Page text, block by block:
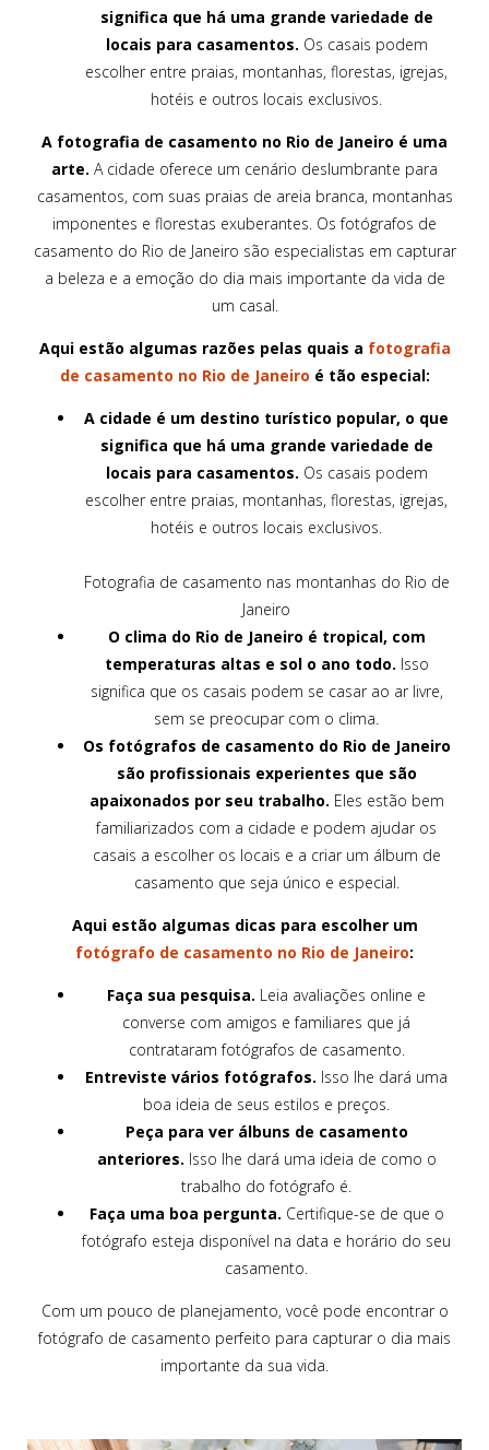
significa que há uma grande variedade de
locais para casamentos. Os casais podem
escolher entre praias, montanhas, florestas, igrejas,
hotéis e outros locais exclusivos.
A fotografia de casamento no Rio de Janeiro é uma
arte. A cidade oferece um cenário deslumbrante para
casamentos, com suas praias de areia branca, montanhas
imponentes e florestas exuberantes. Os fotógrafos de
casamento do Rio de Janeiro são especialistas em capturar
a beleza e a emoção do dia mais importante da vida de
um casal.
Aqui estão algumas razões pelas quais a fotografia
de casamento no Rio de Janeiro é tão especial:
A cidade é um destino turístico popular, o que
significa que há uma grande variedade de
locais para casamentos. Os casais podem
escolher entre praias, montanhas, florestas, igrejas,
hotéis e outros locais exclusivos.
Fotografia de casamento nas montanhas do Rio de
Janeiro
O clima do Rio de Janeiro é tropical, com
temperaturas altas e sol o ano todo. Isso
significa que os casais podem se casar ao ar livre,
sem se preocupar com o clima.
Os fotógrafos de casamento do Rio de Janeiro
são profissionais experientes que são
apaixonados por seu trabalho. Eles estão bem
familiarizados com a cidade e podem ajudar os
casais a escolher os locais e a criar um álbum de
casamento que seja único e especial.
Aqui estão algumas dicas para escolher um
fotógrafo de casamento no Rio de Janeiro:
Faça sua pesquisa. Leia avaliações online e
converse com amigos e familiares que já
contrataram fotógrafos de casamento.
Entreviste vários fotógrafos. Isso lhe dará uma
boa ideia de seus estilos e preços.
Peça para ver álbuns de casamento
anteriores. Isso lhe dará uma ideia de como o
trabalho do fotógrafo é.
Faça uma boa pergunta. Certifique-se de que o
fotógrafo esteja disponível na data e horário do seu
casamento.
Com um pouco de planejamento, você pode encontrar o
fotógrafo de casamento perfeito para capturar o dia mais
importante da sua vida.